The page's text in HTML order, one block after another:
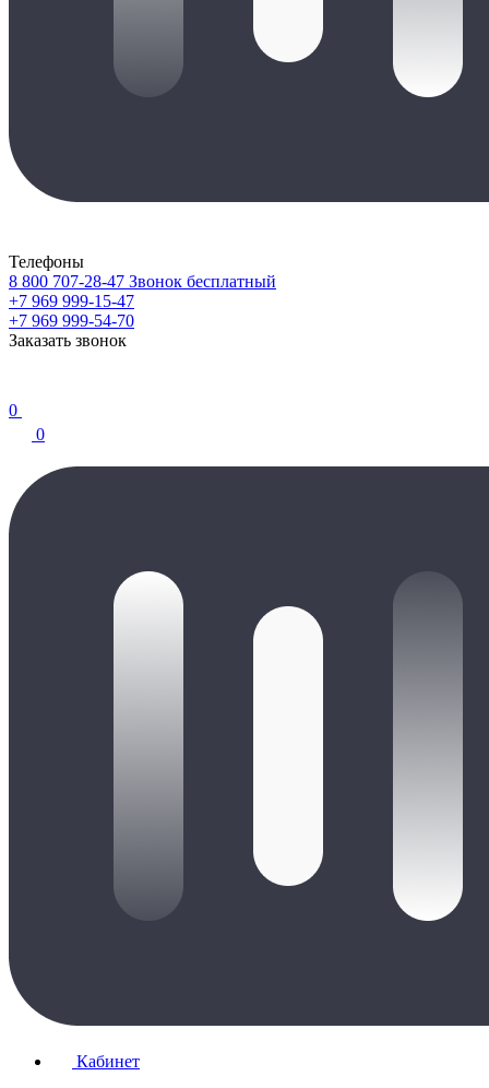
Телефоны
8 800 707-28-47 Звонок бесплатный
+7 969 999-15-47
+7 969 999-54-70
Заказать звонок
0
0
Кабинет